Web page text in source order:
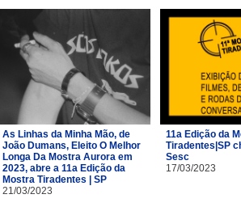
As Linhas da Minha Mão, de
João Dumans, Eleito O Melhor
Longa Da Mostra Aurora em
2023, abre a 11a Edição da
Mostra Tiradentes | SP
21/03/2023
11a Edição da
Tiradentes|SP
Sesc
17/03/2023